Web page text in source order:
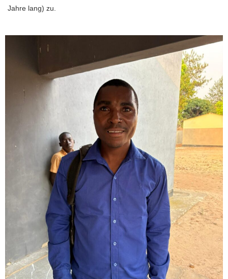
Jahre lang) zu.